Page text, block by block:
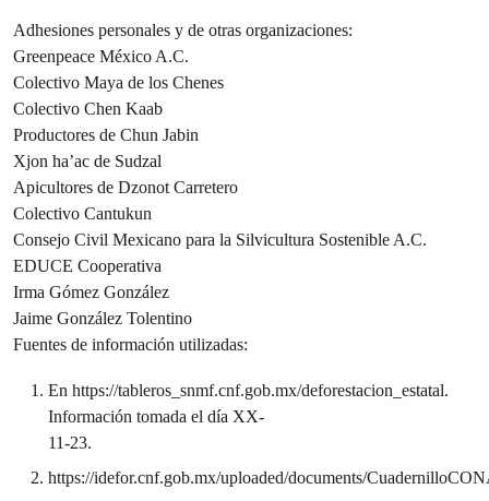
Adhesiones personales y de otras organizaciones:
Greenpeace México A.C.
Colectivo Maya de los Chenes
Colectivo Chen Kaab
Productores de Chun Jabin
Xjon ha’ac de Sudzal
Apicultores de Dzonot Carretero
Colectivo Cantukun
Consejo Civil Mexicano para la Silvicultura Sostenible A.C.
EDUCE Cooperativa
Irma Gómez González
Jaime González Tolentino
Fuentes de información utilizadas:
En https://tableros_snmf.cnf.gob.mx/deforestacion_estatal.
Información tomada el día XX-
11-23.
https://idefor.cnf.gob.mx/uploaded/documents/